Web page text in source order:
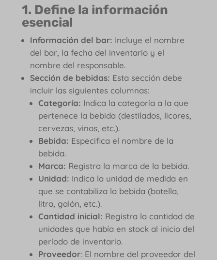
1. Define la información
esencial
Información del bar: Incluye el nombre
del bar, la fecha del inventario y el
nombre del responsable.
Sección de bebidas: Esta sección debe
incluir las siguientes columnas:
Categoría: Indica la categoría a la que
pertenece la bebida (destilados, licores,
cervezas, vinos, etc.).
Bebida: Especifica el nombre de la
bebida.
Marca: Registra la marca de la bebida.
Unidad: Indica la unidad de medida en
que se contabiliza la bebida (botella,
litro, galón, etc.).
Cantidad inicial: Registra la cantidad de
unidades que había en stock al inicio del
período de inventario.
Proveedor: El nombre del proveedor del